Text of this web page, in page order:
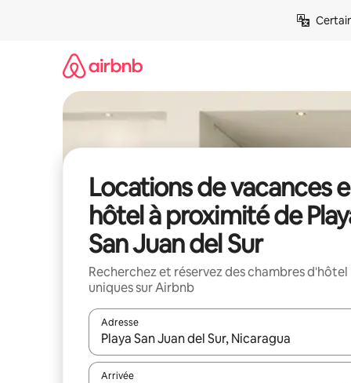
Locations de vacances
hôtel à proximité de
San Juan del Sur
Recherchez et réservez des chambres d'hôtel
uniques sur Airbnb
Adresse
Lorsque les résultats s'affichent, utilisez les
Arrivée